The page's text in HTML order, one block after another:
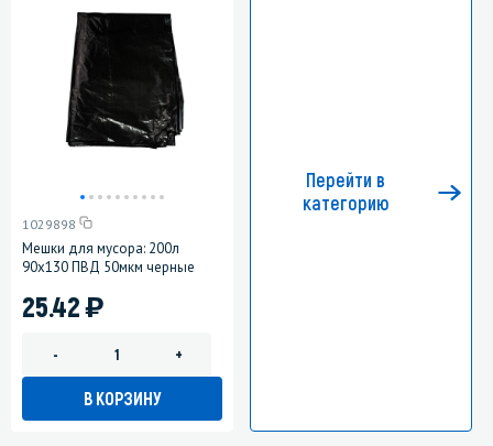
1029898
Мешки для мусора: 200л
90х130 ПВД 50мкм черные
25.42)
- +
В КОРЗИНУ
Перейти в
категорию